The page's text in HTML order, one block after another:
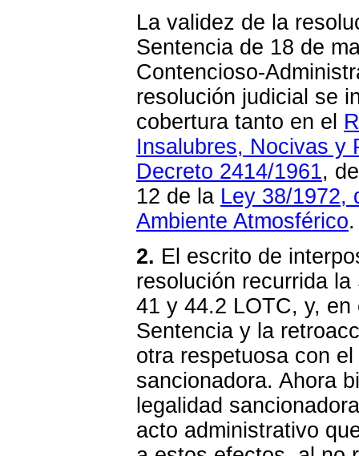
La validez de la
Sentencia de 18 de
Contencioso-
resolución judicial se
cobertura tanto en el
Insalubres, Nocivas y
Decreto 2414/1961,
12 de la Ley 38/1972,
Ambiente Atmosférico.
2. El escrito de
resolución recurrida
41 y 44.2 LOTC, y,
Sentencia y la
otra respetuosa con
sancionadora. Ahora
legalidad
acto administrativo